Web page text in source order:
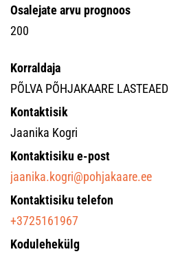
Osalejate arvu prognoos
200
Korraldaja
PÕLVA PÕHJAKAARE LASTEAED
Kontaktisik
Jaanika Kogri
Kontaktisiku e-post
jaanika.kogri@pohjakaare.ee
Kontaktisiku telefon
+3725161967
Kodulehekülg